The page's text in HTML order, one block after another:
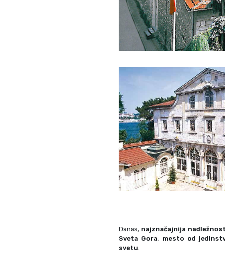
Danas, najznačajnija
Sveta Gora, mesto od
svetu